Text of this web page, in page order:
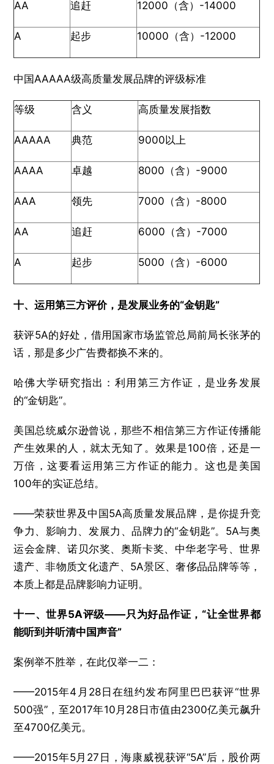
AA 追赶 12000（含）-14000
A 起步 10000（含）-12000
中国AAAAA级高质量发展品牌的评级标准
等级 含义 高质量发展指数
AAAAA 典范 9000以上
AAAA 卓越 8000（含）-9000
AAA 领先 7000（含）-8000
AA 追赶 6000（含）-7000
A 起步 5000（含）-6000
十、运用第三方评价，是发展业务的“金钥匙”
获评5A的好处，借用国家市场监管总局前局长张茅的
话，那是多少广告费都换不来的。
哈佛大学研究指出：利用第三方作证，是业务发展
的“金钥匙”。
美国总统威尔逊曾说，那些不相信第三方作证传播能
产生效果的人，就太无知了。效果是100倍，还是一
万倍，这要看运用第三方作证的能力。这也是美国
100年的实证总结。
——荣获世界及中国5A高质量发展品牌，是你提升竞
争力、影响力、发展力、品牌力的“金钥匙”。5A与奥
运会金牌、诺贝尔奖、奥斯卡奖、中华老字号、世界
遗产、非物质文化遗产、5A景区、奢侈品品牌等等，
本质上都是品牌影响力证明。
十一、世界5A评级——只为好品作证，“让全世界都
能听到并听清中国声音”
案例举不胜举，在此仅举一二：
——2015年4月28日在纽约发布阿里巴巴获评“世界
500强”，至2017年10月28日市值由2300亿美元飙升
至4700亿美元。
——2015年5月27日，海康威视获评“5A”后，股价两